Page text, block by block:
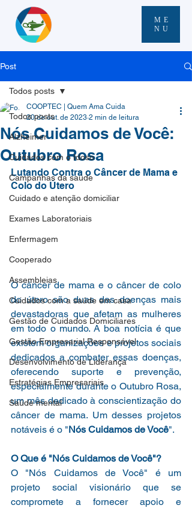
ME
NU
Post
Todos posts
Alzheimer
Cuidados com o Idoso
Campanhas da saúde
Cuidado e atenção domiciliar
Exames Laboratoriais
Enfermagem
Cooperado
Assembleias
Cuidados com a saúde em casa
Gestão de Cuidados Domiciliares
Gestão Empresarial Responsável
Desenvolvimento de Liderança
Estratégias Empresariais
Saúde mental
Todos posts
Nós Cuidamos de Você:
Outubro Rosa
COOPTEC | Quem Ama Cuida
20 de out. de 2023 2 min de leitura
Lutando Contra o Câncer de Mama e
Colo do Útero
O câncer de mama e o câncer de colo
do útero são duas das doenças mais
devastadoras que afetam as mulheres
em todo o mundo. A boa notícia é que
existem organizações e projetos sociais
dedicados a combater essas doenças,
oferecendo suporte e prevenção,
especialmente durante o Outubro Rosa,
um mês dedicado à conscientização do
câncer de mama. Um desses projetos
notáveis é o "Nós Cuidamos de Você".
O Que é "Nós Cuidamos de Você"?
O "Nós Cuidamos de Você" é um
projeto social visionário que se
compromete a fornecer apoio e